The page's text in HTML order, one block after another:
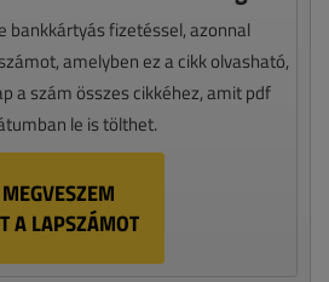
bankkártyás fizetéssel, azonnal
amelyben ez a cikk olvasható,
a szám összes cikkéhez, amit pdf
le is tölthet.
MEGVESZEM
A LAPSZÁMOT